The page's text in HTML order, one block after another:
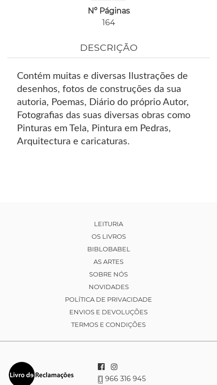
Nº Páginas
164
DESCRIÇÃO
Contém muitas e diversas Ilustrações de
desenhos, fotos de construções da sua
autoria, Poemas, Diário do próprio Autor,
Fotografias das suas diversas obras como
Pinturas em Tela, Pintura em Pedras,
Arquitectura e caricaturas.
LEITURIA
OS LIVROS
BIBLOBABEL
AS ARTES
SOBRE NÓS
NOVIDADES
POLÍTICA DE PRIVACIDADE
ENVIOS E DEVOLUÇÕES
TERMOS E CONDIÇÕES
966 316 945